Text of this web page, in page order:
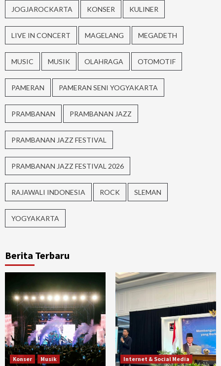
JOGJAROCKARTA KONSER KULINER
LIVE IN CONCERT MAGELANG MEGADETH
MUSIC MUSIK OLAHRAGA OTOMOTIF
PAMERAN PAMERAN SENI YOGYAKARTA
PRAMBANAN PRAMBANAN JAZZ
PRAMBANAN JAZZ FESTIVAL
PRAMBANAN JAZZ FESTIVAL 2026
RAJAWALI INDONESIA ROCK SLEMAN
YOGYAKARTA
Berita Terbaru
Konser
Musik
Internet & Social Media